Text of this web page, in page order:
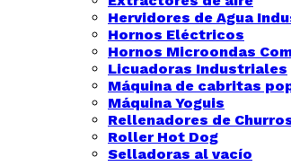
Hervidores de Agua
Hornos Eléctricos
Hornos Microondas
Licuadoras Industriales
Máquina de cabritas
Máquina Yoguis
Rellenadores de
Roller Hot Dog
Selladoras al vacío